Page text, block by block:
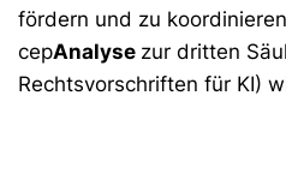
fördern und zu
cepAnalyse zur dritten
Rechtsvorschriften für KI)